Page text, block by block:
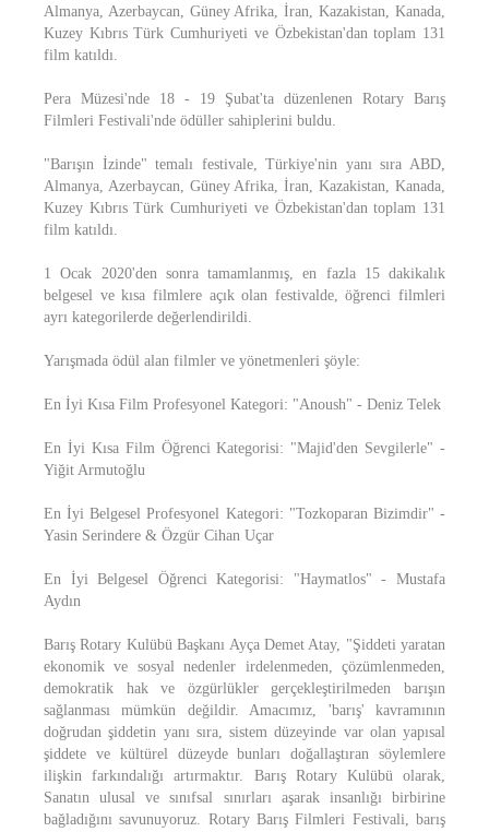
Almanya, Azerbaycan, Güney Afrika, İran, Kazakistan, Kanada,
Kuzey Kıbrıs Türk Cumhuriyeti ve Özbekistan'dan toplam 131
film katıldı.
Pera Müzesi'nde 18 - 19 Şubat'ta düzenlenen Rotary Barış
Filmleri Festivali'nde ödüller sahiplerini buldu.
"Barışın İzinde" temalı festivale, Türkiye'nin yanı sıra ABD,
Almanya, Azerbaycan, Güney Afrika, İran, Kazakistan, Kanada,
Kuzey Kıbrıs Türk Cumhuriyeti ve Özbekistan'dan toplam 131
film katıldı.
1 Ocak 2020'den sonra tamamlanmış, en fazla 15 dakikalık
belgesel ve kısa filmlere açık olan festivalde, öğrenci filmleri
ayrı kategorilerde değerlendirildi.
Yarışmada ödül alan filmler ve yönetmenleri şöyle:
En İyi Kısa Film Profesyonel Kategori: "Anoush" - Deniz Telek
En İyi Kısa Film Öğrenci Kategorisi: "Majid'den Sevgilerle" -
Yiğit Armutoğlu
En İyi Belgesel Profesyonel Kategori: "Tozkoparan Bizimdir" -
Yasin Serindere & Özgür Cihan Uçar
En İyi Belgesel Öğrenci Kategorisi: "Haymatlos" - Mustafa
Aydın
Barış Rotary Kulübü Başkanı Ayça Demet Atay, "Şiddeti yaratan
ekonomik ve sosyal nedenler irdelenmeden, çözümlenmeden,
demokratik hak ve özgürlükler gerçekleştirilmeden barışın
sağlanması mümkün değildir. Amacımız, 'barış' kavramının
doğrudan şiddetin yanı sıra, sistem düzeyinde var olan yapısal
şiddete ve kültürel düzeyde bunları doğallaştıran söylemlere
ilişkin farkındalığı artırmaktır. Barış Rotary Kulübü olarak,
Sanatın ulusal ve sınıfsal sınırları aşarak insanlığı birbirine
bağladığını savunuyoruz. Rotary Barış Filmleri Festivali, barış